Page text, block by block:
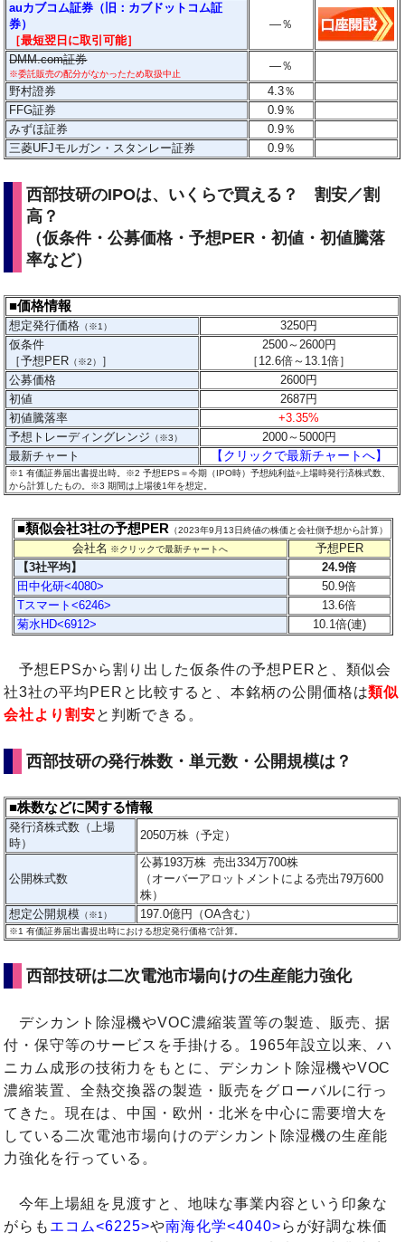
auカブコム証券（旧：カブドットコム証
券）
［最短翌日に取引可能］
―％
DMM.com証券
※委託販売の配分がなかったため取扱中止
―％
野村證券
4.3％
FFG証券
0.9％
みずほ証券
0.9％
三菱UFJモルガン・スタンレー証券
0.9％
西部技研のIPOは、いくらで買える？ 割安／割
高？
（仮条件・公募価格・予想PER・初値・初値騰落
率など）
■価格情報
想定発行価格 （※1） 3250円
仮条件
［予想PER （※2） ］
2500～2600円
［ 12.6倍～13.1倍］
公募価格
2600円
初値
2687円
初値騰落率
+3.35%
予想トレーディングレンジ
（※3） 2000～5000円
最新チャート
【クリックで最新チャートへ】
※1 有価証券届出書提出時。※2 予想EPS＝今期（IPO時）予想純利益÷上場時発行済株式数、
から計算したもの。 ※3 期間は上場後1年を想定。
■類似会社3社の予想PER（2023年9月13日終値の株価と会社側予想から計算）
会社名 ※クリックで最新チャートへ
予想PER
【3社平均】
24.9倍
田中化研<4080>
50.9倍
Tスマート<6246>
13.6倍
菊水HD<6912>
10.1倍(連)
予想EPSから割り出した仮条件の予想PERと、類似会
社3社の平均PERと比較すると、本銘柄の公開価格は類似
会社より割安と判断できる。
西部技研の発行株数・単元数・公開規模は？
■株数などに関する情報
発行済株式数（上場
時）
2050万株（予定）
公開株式数
公募193万株 売出334万700株
（オーバーアロットメントによる売出79万600
株）
想定公開規模 （※1） 197.0億円（OA含む）
※1有価証券届出書提出時における想定発行価格で計算。
西部技研は二次電池市場向けの生産能力強化
デシカント除湿機やVOC濃縮装置等の製造、販売、据
付・保守等のサービスを手掛ける。1965年設立以来、ハ
ニカム成形の技術力をもとに、デシカント除湿機やVOC
濃縮装置、全熱交換器の製造・販売をグローバルに行っ
てきた。現在は、中国・欧州・北米を中心に需要増大を
している二次電池市場向けのデシカント除湿機の生産能
力強化を行っている。
今年上場組を見渡すと、地味な事業内容という印象な
がらも エコム<6225>や南海化学<4040>らが好調な株価